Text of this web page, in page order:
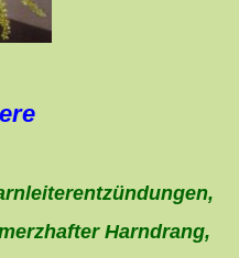
Harndrang,